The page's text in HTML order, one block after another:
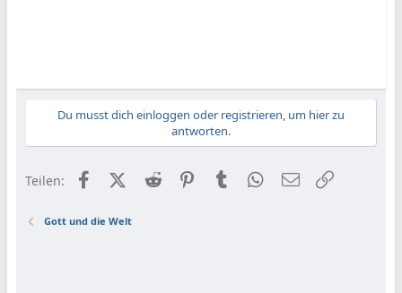
Du musst dich einloggen oder registrieren, um hier zu
antworten.
Teilen: FacebookX (Twitter)
Reddit PinterestTumblr WhatsApp
E-Mail
Gott und die Welt